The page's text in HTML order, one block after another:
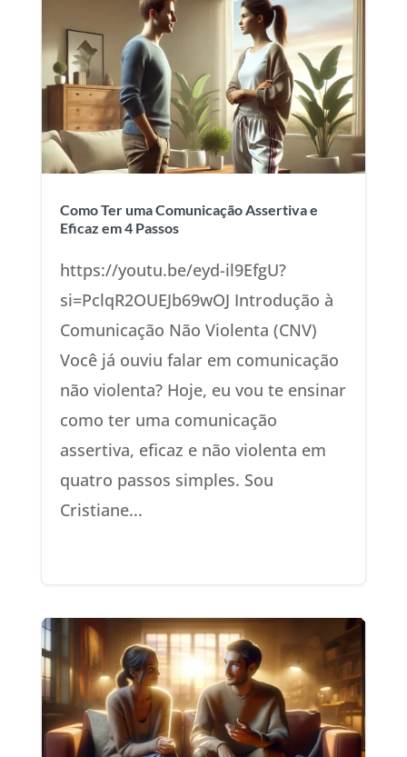
Como Ter uma Comunicação Assertiva e
Eficaz em 4 Passos
https://youtu.be/eyd-il9EfgU?
si=PclqR2OUEJb69wOJ Introdução à
Comunicação Não Violenta (CNV)
Você já ouviu falar em comunicação
não violenta? Hoje, eu vou te ensinar
como ter uma comunicação
assertiva, eficaz e não violenta em
quatro passos simples. Sou
Cristiane...